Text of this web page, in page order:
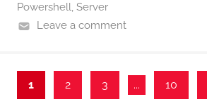
Powershell, Server
Leave a comment
文
1 2 3 ... 10